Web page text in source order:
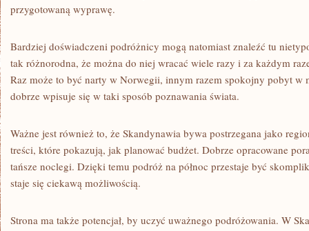
przygotowaną wyprawę.
Bardziej doświadczeni podróżnicy mogą natomiast znaleźć tu
tak różnorodna, że można do niej wracać wiele razy i za każdym
Raz może to być narty w Norwegii, innym razem spokojny pobyt w
dobrze wpisuje się w taki sposób poznawania świata.
Ważne jest również to, że Skandynawia bywa postrzegana jako
treści, które pokazują, jak planować budżet. Dobrze opracowane
tańsze noclegi. Dzięki temu podróż na północ przestaje być
staje się ciekawą możliwością.
Strona ma także potencjał, by uczyć uważnego podróżowania. W